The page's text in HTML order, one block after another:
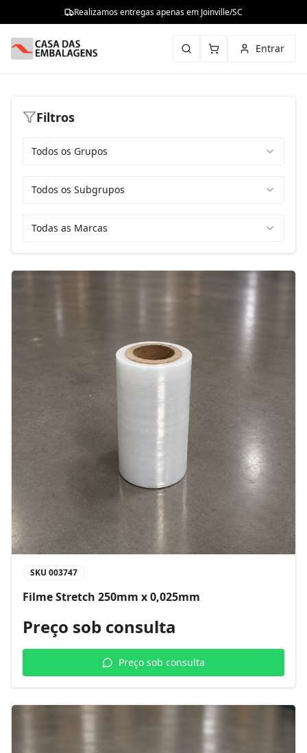
Realizamos entregas apenas em Joinville/SC
Entrar
Filtros
Todos os Grupos
Todos os Subgrupos
Todas as Marcas
SKU 003747
Filme Stretch 250mm x 0,025mm
Preço sob consulta
Preço sob consulta